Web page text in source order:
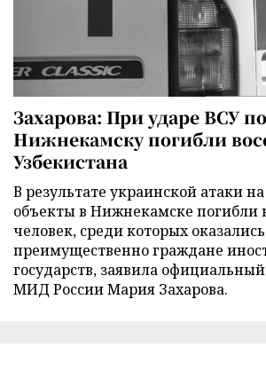
Захарова: При ударе ВСУ по
Нижнекамску погибли
Узбекистана
В результате украинской атаки
объекты в Нижнекамске
человек, среди которых оказались
преимущественно граждане
государств, заявила
МИД России Мария Захарова.